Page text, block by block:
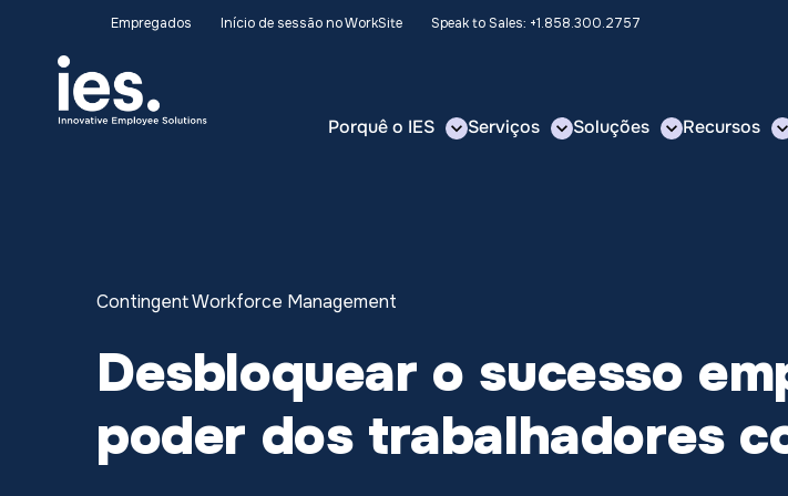
Empregados Início de sessão no WorkSite Speak to Sales: +1.858.300.2757
Porquê o IES Serviços Soluções Recursos
Contingent Workforce Management
Desbloquear o sucesso
poder dos trabalhadores